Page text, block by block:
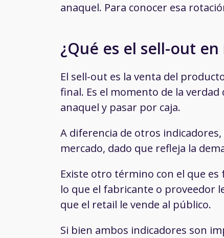
anaquel. Para conocer esa
¿Qué es el sell-out
El sell-out es la venta del
final. Es el momento de la
anaquel y pasar por caja.
A diferencia de otros
mercado, dado que refleja la
Existe otro término con el que
lo que el fabricante o proveedor
que el retail le vende al público.
Si bien ambos indicadores son